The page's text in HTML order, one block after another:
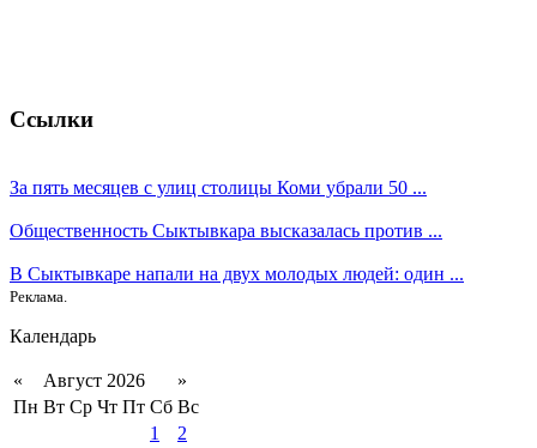
Ссылки
За пять месяцев с улиц столицы Коми убрали 50 ...
Общественность Сыктывкара высказалась против ...
В Сыктывкаре напали на двух молодых людей: один ...
Реклама.
Календарь
« Август 2026
»
Пн Вт Ср Чт Пт Сб Вс
1
2